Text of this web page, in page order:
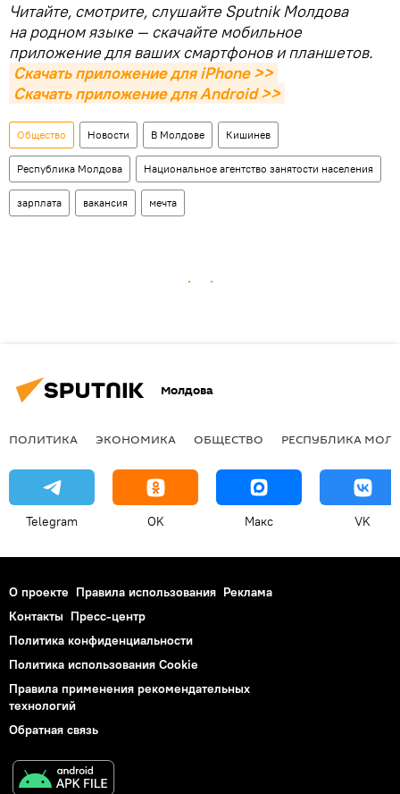
Читайте, смотрите, слушайте Sputnik Молдова
на родном языке — скачайте мобильное
приложение для ваших смартфонов и планшетов.
Скачать приложение для iPhone >>
Скачать приложение для Android >>
Общество Новости В Молдове Кишинев
Республика Молдова Национальное агентство занятости населения
зарплата вакансия мечта
Молдова
ПОЛИТИКА ЭКОНОМИКА ОБЩЕСТВО РЕСПУБЛИКА
Telegram OK Макс VK
О проекте Правила использования Реклама
Контакты Пресс-центр
Политика конфиденциальности
Политика использования Cookie
Правила применения рекомендательных
технологий
Обратная связь